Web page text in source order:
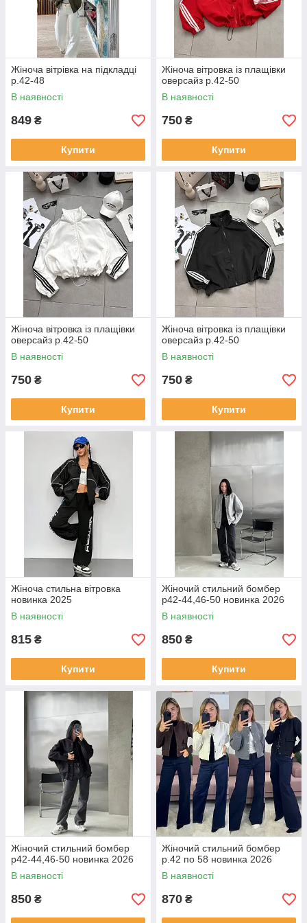
Жіноча вітрівка на підкладці
р.42-48
В наявності
849 ₴
Купити
Жіноча вітровка із плащівки
оверсайз р.42-50
В наявності
750 ₴
Купити
Жіноча вітровка із плащівки
оверсайз р.42-50
В наявності
750 ₴
Купити
Жіноча вітровка із плащівки
оверсайз р.42-50
В наявності
750 ₴
Купити
Жіноча стильна вітровка
новинка 2025
В наявності
815 ₴
Купити
Жіночий стильний бомбер
р42-44,46-50 новинка 2026
В наявності
850 ₴
Купити
Жіночий стильний бомбер
р42-44,46-50 новинка 2026
В наявності
850 ₴
Жіночий стильний бомбер
р.42 по 58 новинка 2026
В наявності
870 ₴